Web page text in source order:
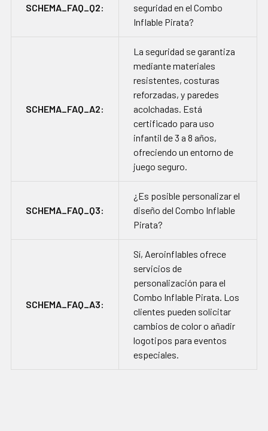
SCHEMA_FAQ_Q2:
seguridad en el Combo
Inflable Pirata?
SCHEMA_FAQ_A2:
La seguridad se garantiza
mediante materiales
resistentes, costuras
reforzadas, y paredes
acolchadas. Está
certificado para uso
infantil de 3 a 8 años,
ofreciendo un entorno de
juego seguro.
SCHEMA_FAQ_Q3:
¿Es posible personalizar el
diseño del Combo Inflable
Pirata?
SCHEMA_FAQ_A3:
Sí, Aeroinflables ofrece
servicios de
personalización para el
Combo Inflable Pirata. Los
clientes pueden solicitar
cambios de color o añadir
logotipos para eventos
especiales.